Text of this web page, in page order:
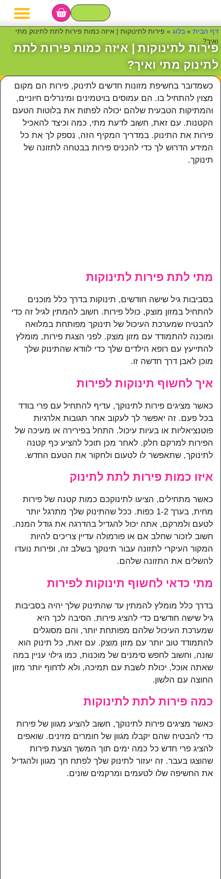
דף הבית » בלוג » פירות לתינוקות | איזה כמות פירות לתת לתינוק מתי
ואיך?
פירות לתינוקות | איזה כמות פירות לתת
לתינוק מתי ואיך?
כשמדובר בחשיפת מזונות חדשים לתינוק, פירות הם מקום
מצוין להתחיל בו. הם עמוסים בויטמינים ומינרלים חיוניים,
והמתיקות הטבעית שלהם יכולה לפתות את בלוטות הטעם
הקטנות. עם זאת, חשוב לדעת מתי, כמה וכיצד להאכיל
פירות את התינוק. במדריך המקיף הזה, נספק לך את כל
המידע הדרוש לך כדי להכניס פירות בבטחה לתזונה של
תינוקך.
מתי לתת פירות לתינוקות
בסביבות גיל שישה חודשים, תינוקות בדרך כלל מוכנים
להתחיל במזון מוצק, כולל פירות. חשוב להמתין לגיל זה כדי
להבטיח שמערכת העיכול של תינוקך מפותחת במלואה
ומוכנה להתמודד עם מזון מוצק. לפני הצגת פירות, מומלץ
להתייעץ עם רופא הילדים שלך כדי לוודא שהתינוק שלך
מוכן לאבן דרך חדשה זו.
איך לחשוף תינוקות לפירות
כאשר מציגים פירות לתינוקך, עדיף להתחיל עם פרי בודד
בכל פעם. זה יאפשר לך לעקוב אחר תגובות אלרגיות
פוטנציאליות או בעיות עיכול. התחל בפירירה או מעיכה של
הפירות למרקם חלק. לאחר מכן תוכל להציע כף קטנה
לתינוקך, שתאפשר לו לטעום ולחקור את הטעם החדש.
איזו כמות פירות לתת לתינוק
כאשר מתחילים, הציעו לתינוקכם כמות קטנה של פירות
מחית, בערך 1-2 כפות. ככל שהתינוק שלך מתרגל יותר
לטעם ולמרקם, אתה יכול להגדיל בהדרגה את גודל המנה.
חשוב לזכור שחלב אם או פורמולה עדיין צריכים להיות
המקור העיקרי לתזונה עבור תינוקך בשלב זה, ופירות נועדו
להשלים את התזונה שלהם.
מתי כדאי לחשוף תינוקות לפירות
בדרך כלל מומלץ להמתין עד שהתינוק שלך יהיה בסביבות
גיל שישה חודשים כדי להציג פירות. הסיבה לכך היא
שמערכת העיכול שלהם מפותחת יותר, והם מסוגלים
להתמודד טוב יותר עם מזון מוצק. עם זאת, כל תינוק הוא
שונה, וחשוב לחפש סימנים של מוכנות, כמו גילוי עניין במה
שאתה אוכל, יכולת לשבת עם תמיכה, ולא לדחוף יותר מזון
החוצה עם הלשון.
כמה פירות לתת לתינוקות
כאשר מציגים פירות לתינוקך, חשוב להציע מגוון של פירות
כדי להבטיח שהם יקבלו מגוון של חומרים מזינים. שואפים
להציג פרי חדש כל כמה ימים תוך המשך הצעת פירות
שהוצגו בעבר. זה יעזור לתינוק שלך לפתח חך מגוון ולהגדיל
את החשיפה שלו לטעמים ומרקמים שונים.